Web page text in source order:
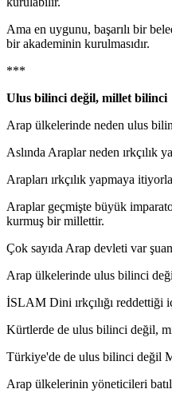
Ama en uygunu, başarılı bir
bir akademinin kurulmasıdır.
***
Ulus bilinci değil, millet bilinci
Arap ülkelerinde neden ulus
Aslında Araplar neden ırkçılık
Arapları ırkçılık yapmaya
Araplar geçmişte büyük
kurmuş bir millettir.
Çok sayıda Arap devleti var
Arap ülkelerinde ulus bilinci
İSLAM Dini ırkçılığı reddettiği
Kürtlerde de ulus bilinci değil,
Türkiye'de de ulus bilinci değil
Arap ülkelerinin yöneticileri